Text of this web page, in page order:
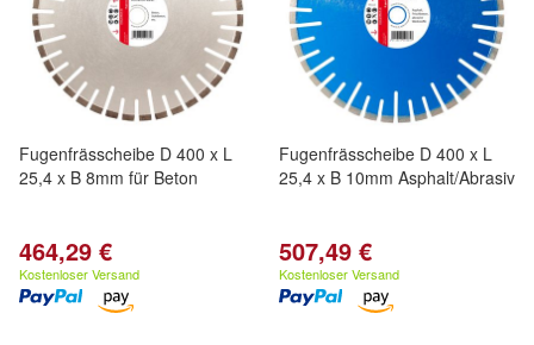
Fugenfrässcheibe D 400 x L
25,4 x B 8mm für Beton
464,29 €
Kostenloser Versand
Fugenfrässcheibe D 400 x L
25,4 x B 10mm Asphalt/Abrasiv
507,49 €
Kostenloser Versand